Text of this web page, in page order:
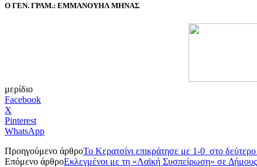
Ο ΓΕΝ. ΓΡΑΜ.: ΕΜΜΑΝΟΥΗΛ ΜΗΝΑΣ
μερίδιο
Facebook
X
Pinterest
WhatsApp
Προηγούμενο άρθροΤο Κερατσίνι επικράτησε με 1-0 στο δεύτερο
Επόμενο άρθροΕκλεγμένοι με τη «Λαϊκή Συσπείρωση» σε